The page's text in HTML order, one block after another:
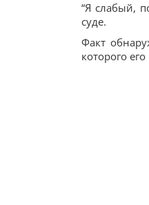
“Я слабый,
суде.
Факт
которого